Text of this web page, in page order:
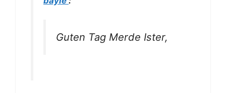
Guten Tag Merde Ister,